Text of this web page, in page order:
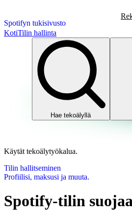
Spotifyn tukisivusto
KotiTilin hallinta
Hae tekoälyllä
Käytät tekoälytyökalua.
Tilin hallitseminen
Profiilisi, maksusi ja muuta.
Spotify-tilin